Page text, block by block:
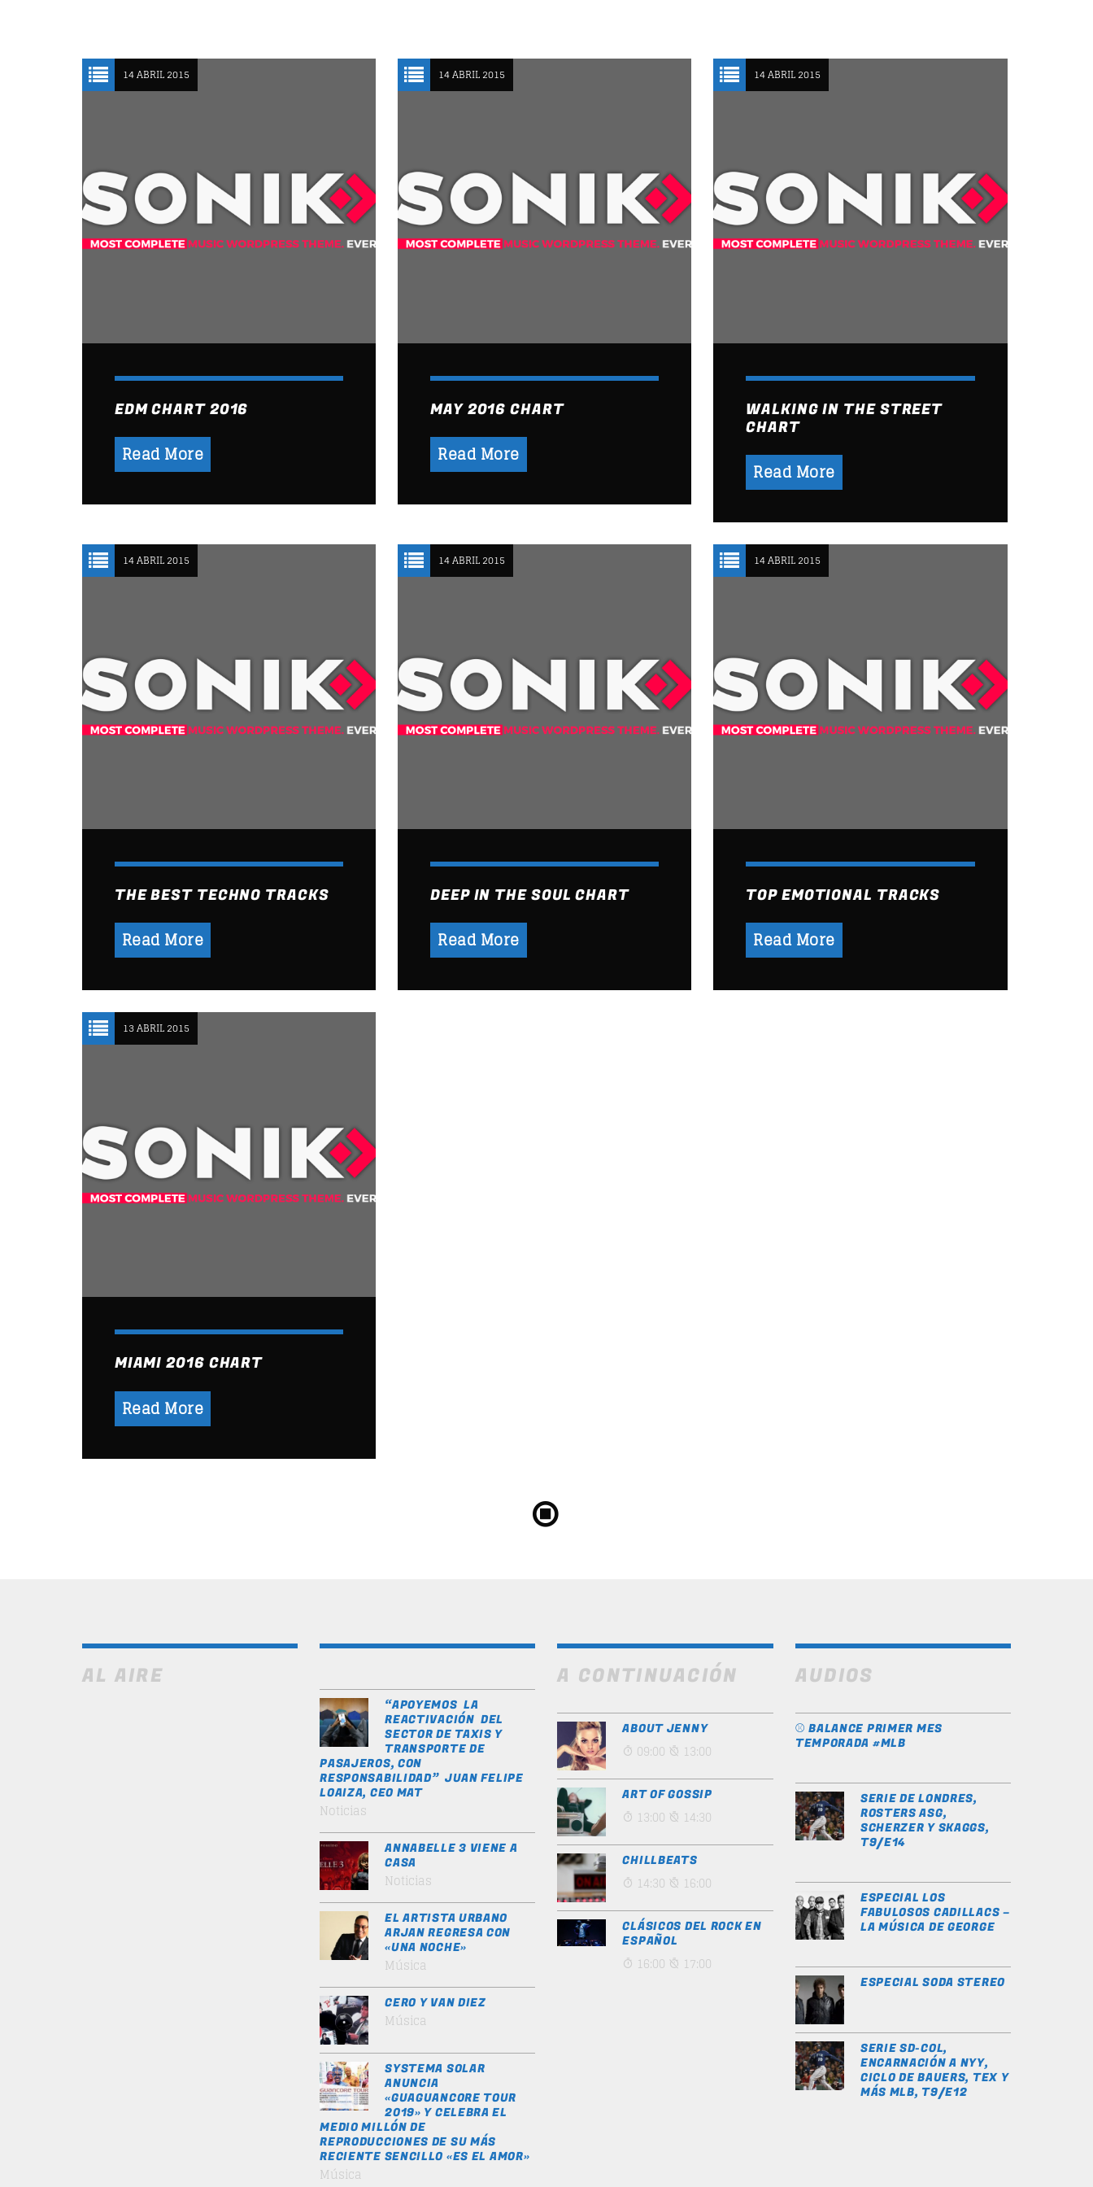
DANCE HITS 3 HAPPY GIRL
5 IN THE STREET
Wally Tez
14 ABRIL 2015
EDM CHART 2016
Read More
14 ABRIL 2015
MAY 2016 CHART
Read More
14 ABRIL 2015
WALKING IN THE STREET
CHART
Read More
14 ABRIL 2015
THE BEST TECHNO TRACKS
Read More
14 ABRIL 2015
DEEP IN THE SOUL CHART
Read More
14 ABRIL 2015
TOP EMOTIONAL TRACKS
Read More
13 ABRIL 2015
MIAMI 2016 CHART
Read More
AL AIRE
“APOYEMOS LA
REACTIVACIÓN DEL
SECTOR DE TAXIS Y
TRANSPORTE DE
PASAJEROS, CON
RESPONSABILIDAD” JUAN FELIPE
LOAIZA, CEO MAT
Noticias
ANNABELLE 3 VIENE A
CASA
Noticias
EL ARTISTA URBANO
ARJAN REGRESA CON
«UNA NOCHE»
Música
CERO Y VAN DIEZ
Música
SYSTEMA SOLAR
ANUNCIA
«GUAGUANCORE TOUR
2019» Y CELEBRA EL
MEDIO MILLÓN DE
REPRODUCCIONES DE SU MÁS
RECIENTE SENCILLO «ES EL AMOR»
Música
A CONTINUACIÓN
ABOUT JENNY
09:00 13:00
ART OF GOSSIP
13:00 14:30
CHILLBEATS
14:30 16:00
CLÁSICOS DEL ROCK EN
ESPAÑOL
16:00 17:00
AUDIOS
⚾️ BALANCE PRIMER MES
TEMPORADA #MLB
SERIE DE LONDRES,
ROSTERS ASG,
SCHERZER Y SKAGGS,
T9/E14
ESPECIAL LOS
FABULOSOS CADILLACS –
LA MÚSICA DE GEORGE
ESPECIAL SODA STEREO
SERIE SD-COL,
ENCARNACIÓN A NYY,
CICLO DE BAUERS, TEX Y
MÁS MLB, T9/E12